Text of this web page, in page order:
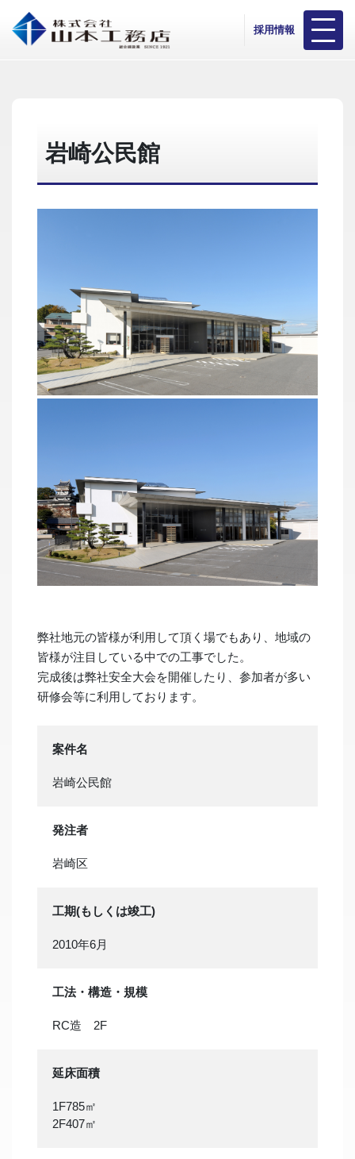
採用情報
岩崎公民館
弊社地元の皆様が利用して頂く場でもあり、地域の
皆様が注目している中での工事でした。
完成後は弊社安全大会を開催したり、参加者が多い
研修会等に利用しております。
案件名
岩崎公民館
発注者
岩崎区
工期(もしくは竣工)
2010年6月
工法・構造・規模
RC造 2F
延床面積
1F785㎡
2F407㎡